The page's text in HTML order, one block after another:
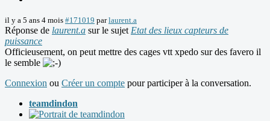
il y a 5 ans 4 mois #171019 parlaurent.a
Réponse de laurent.a sur le sujet Etat des lieux capteurs de
puissance
Officieusement, on peut mettre des cages vtt xpedo sur des favero il
le semble
Connexion ou Créer un compte pour participer à la conversation.
teamdindon